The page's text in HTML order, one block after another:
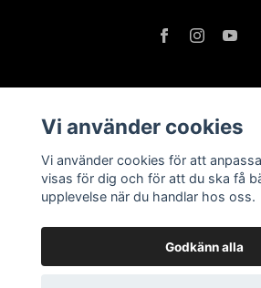
Kontakt
Vi använder cookies
Vi använder cookies för att
visas för dig och för att du ska få
upplevelse när du handlar hos oss.
Godkänn alla